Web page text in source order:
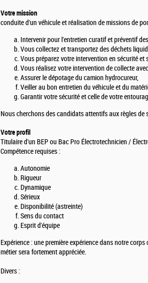
Votre mission
conduite d'un véhicule et réalisation de missions de
Intervenir pour l'entretien curatif et préventif
Vous collectez et transportez des déchets
Vous préparez votre intervention en sécurité
Vous réalisez votre intervention de collecte
Assurer le dépotage du camion hydrocureur,
Veiller au bon entretien du véhicule et du
Garantir votre sécurité et celle de votre
Nous cherchons des candidats attentifs aux règles
Votre profil
Titulaire d'un BEP ou Bac Pro Électrotechnicien /
Compétence requises :
Autonomie
Rigueur
Dynamique
Sérieux
Disponibilité (astreinte)
Sens du contact
Esprit d'équipe
Expérience : une première expérience dans notre corps
métier sera fortement appréciée.
Divers :